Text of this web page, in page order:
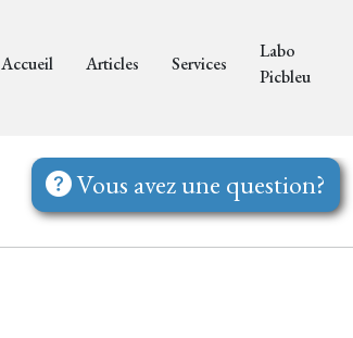
Accueil Articles Services
Labo
Picbleu
Vous avez une question?